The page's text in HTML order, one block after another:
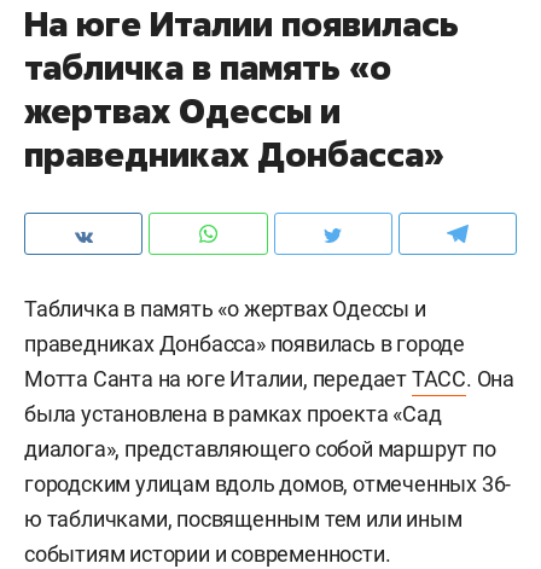
На юге Италии появилась
табличка в память «о
жертвах Одессы и
праведниках Донбасса»
Табличка в память «о жертвах Одессы и
праведниках Донбасса» появилась в городе
Мотта Санта на юге Италии, передаетТАСС. Она
была установлена в рамках проекта «Сад
диалога», представляющего собой маршрут по
городским улицам вдоль домов, отмеченных 36-
ю табличками, посвященным тем или иным
событиям истории и современности.